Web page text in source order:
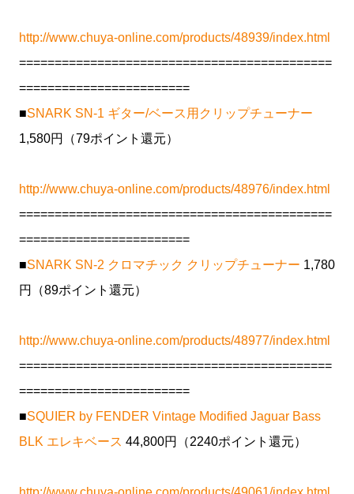
http://www.chuya-online.com/products/48939/index.html
============================================
========================
■SNARK SN-1 ギター/ベース用クリップチューナー
1,580円（79ポイント還元）
http://www.chuya-online.com/products/48976/index.html
============================================
========================
■SNARK SN-2 クロマチック クリップチューナー 1,780
円（89ポイント還元）
http://www.chuya-online.com/products/48977/index.html
============================================
========================
■SQUIER by FENDER Vintage Modified Jaguar Bass
BLK エレキベース 44,800円（2240ポイント還元）